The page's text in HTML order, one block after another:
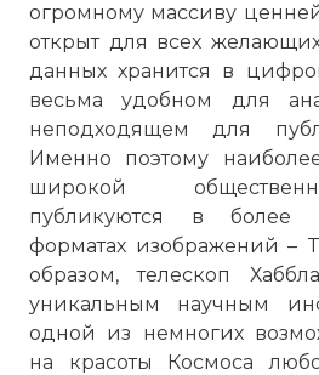
огромному массиву
открыт для всех
данных хранится в
весьма удобном для
неподходящем для
Именно поэтому
широкой
публикуются в более
форматах изображений –
образом, телескоп
уникальным научным
одной из немногих
на красоты Космоса